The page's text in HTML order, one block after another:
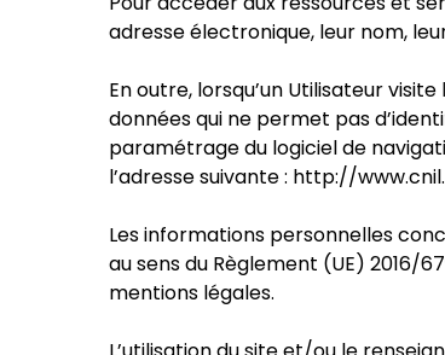
adresse électronique, leur nom,
En outre, lorsqu’un Utilisateur
données qui ne permet pas
paramétrage du logiciel de
l’adresse suivante : http://
Les informations personnelles
au sens du Règlement (UE) 2016/
mentions légales.